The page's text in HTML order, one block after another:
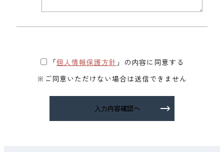
「個人情報保護方針 」 の内容に同意する
※ご同意いただけない場合は送信できません